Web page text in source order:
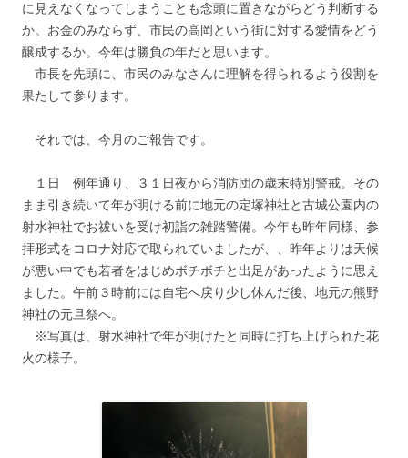
に見えなくなってしまうことも念頭に置きながらどう判断する
か。お金のみならず、市民の高岡という街に対する愛情をどう
醸成するか。今年は勝負の年だと思います。
市長を先頭に、市民のみなさんに理解を得られるよう役割を
果たして参ります。
それでは、今月のご報告です。
１日 例年通り、３１日夜から消防団の歳末特別警戒。その
まま引き続いて年が明ける前に地元の定塚神社と古城公園内の
射水神社でお祓いを受け初詣の雑踏警備。今年も昨年同様、参
拝形式をコロナ対応で取られていましたが、、昨年よりは天候
が悪い中でも若者をはじめボチボチと出足があったように思え
ました。午前３時前には自宅へ戻り少し休んだ後、地元の熊野
神社の元旦祭へ。
※写真は、射水神社で年が明けたと同時に打ち上げられた花
火の様子。